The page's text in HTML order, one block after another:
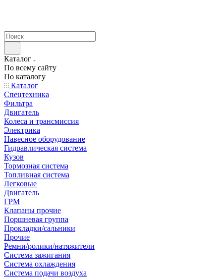
Каталог
По всему сайту
По каталогу
Каталог
Спецтехника
Фильтра
Двигатель
Колеса и трансмиссия
Электрика
Навесное оборудование
Гидравлическая система
Кузов
Тормозная система
Топливная система
Легковые
Двигатель
ГРМ
Клапаны прочие
Поршневая группа
Прокладки/сальники
Прочие
Ремни/ролики/натяжители
Система зажигания
Система охлаждения
Система подачи воздуха